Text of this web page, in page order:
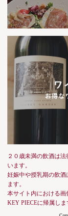
２０歳未満の飲酒は
います。
妊娠中や授乳期の飲酒
ます。
本サイト内における
KEY PIECEに帰属し